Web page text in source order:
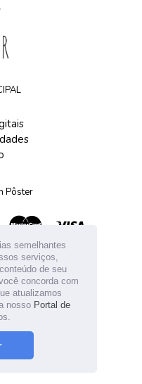
semelhantes
serviços,
de seu
concorda com
atualizamos
nosso Portal de
Pôster